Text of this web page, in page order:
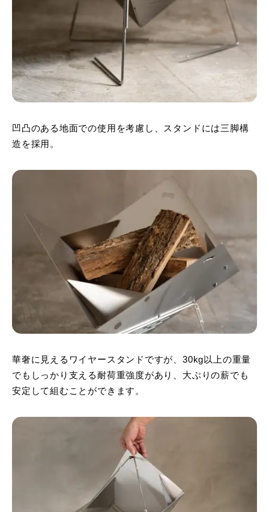
凹凸のある地面での使用を考慮し、スタンドには三脚構
造を採用。
華奢に見えるワイヤースタンドですが、30kg以上の重量
でもしっかり支える耐荷重強度があり、大ぶりの薪でも
安定して組むことができます。